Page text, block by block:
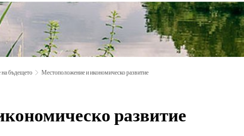
бъдещето Местоположение и икономическо развитие
развитие